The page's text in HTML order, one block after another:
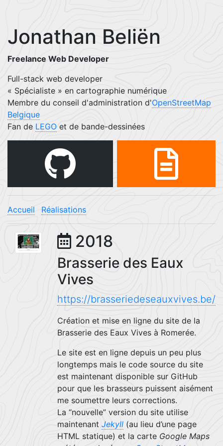
Jonathan Beliën
Freelance Web Developer
Full-stack web developer
« Spécialiste » en cartographie numérique
Membre du conseil d'administration d'OpenStreetMap
Belgique
Fan de LEGO et de bande-dessinées
Accueil Réalisations
2018
Brasserie des Eaux
Vives
https://brasseriedeseauxvives.be/
Création et mise en ligne du site de la
Brasserie des Eaux Vives à Romerée.
Le site est en ligne depuis un peu plus
longtemps mais le code source du site
est maintenant disponible sur GitHub
pour que les brasseurs puissent aisément
me soumettre leurs corrections.
La “nouvelle” version du site utilise
maintenant Jekyll (au lieu d’une page
HTML statique) et la carte Google Maps